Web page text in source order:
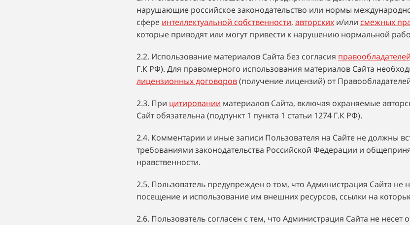
нарушающие российское законодательство или нормы
сфере интеллектуальной собственности, авторских и/или смежных
которые приводят или могут привести к нарушению нормальной
2.2. Использование материалов Сайта без согласия правообладателей
Г.К РФ). Для правомерного использования материалов Сайта
лицензионных договоров(получение лицензий) от
2.3. При цитировании материалов Сайта, включая охраняемые
Сайт обязательна (подпункт 1 пункта 1 статьи 1274 Г.К РФ).
2.4. Комментарии и иные записи Пользователя на Сайте не должны
требованиями законодательства Российской Федерации и
нравственности.
2.5. Пользователь предупрежден о том, что Администрация Сайта не
посещение и использование им внешних ресурсов, ссылки на
2.6. Пользователь согласен с тем, что Администрация Сайта не несет